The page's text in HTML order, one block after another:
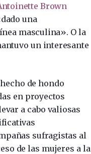
Brown
una
masculina». O la
un interesante
de hondo
en proyectos
a cabo valiosas
sufragistas al
de las mujeres a la